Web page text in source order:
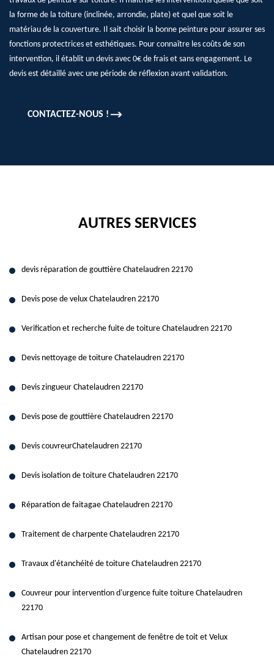
la forme de la toiture (inclinée, arrondie, plate) et quel que soit le
matériau de la couverture. Il sait choisir la bonne peinture pour assurer ses
fonctions protectrices et esthétiques. Pour connaître les coûts de son
intervention, il établit un devis avec 0€ de frais et sans engagement. Le
devis est détaillé avec une période de réflexion avant validation.
CONTACTEZ-NOUS !
AUTRES SERVICES
devis réparation de gouttière Chatelaudren 22170
Devis pose de velux Chatelaudren 22170
Verification et recherche fuite de toiture Chatelaudren 22170
Devis nettoyage de toiture Chatelaudren 22170
Devis zingueur Chatelaudren 22170
Devis pose de gouttière Chatelaudren 22170
Devis couvreurChatelaudren 22170
Devis isolation de toiture Chatelaudren 22170
Réparation de faitagae Chatelaudren 22170
Traitement de charpente Chatelaudren 22170
Travaux d'étanchéité de toiture Chatelaudren 22170
Couvreur pour intervention d'urgence fuite toiture Chatelaudren
22170
Artisan pour pose et changement de fenêtre de toit et Velux
Chatelaudren 22170